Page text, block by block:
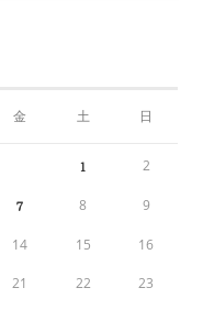
金 土 日
1 2
7 8 9
14 15 16
21 22 23